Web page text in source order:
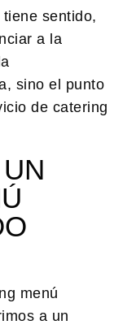
sentido,
a la
sino el punto
de catering
menú
a un